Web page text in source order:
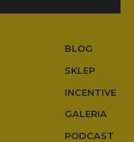
BLOG
SKLEP
INCENTIVE
GALERIA
PODCAST